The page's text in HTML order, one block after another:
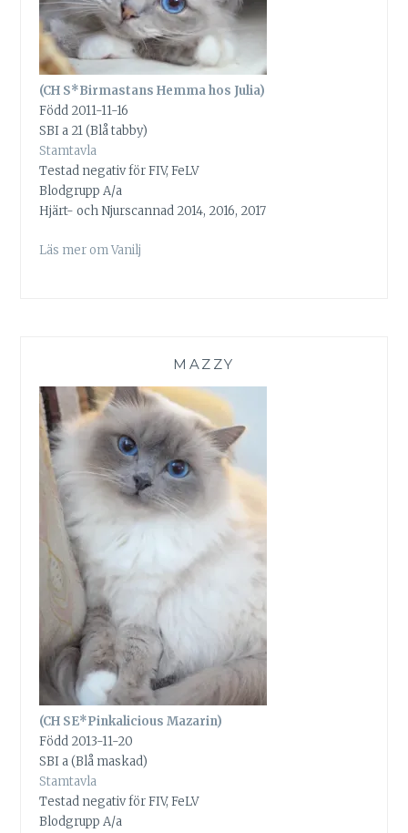
(CH S*Birmastans Hemma hos Julia)
Född 2011-11-16
SBI a 21 (Blå tabby)
Stamtavla
Testad negativ för FIV, FeLV
Blodgrupp A/a
Hjärt- och Njurscannad 2014, 2016, 2017
Läs mer om Vanilj
MAZZY
(CH SE*Pinkalicious Mazarin)
Född 2013-11-20
SBI a (Blå maskad)
Stamtavla
Testad negativ för FIV, FeLV
Blodgrupp A/a